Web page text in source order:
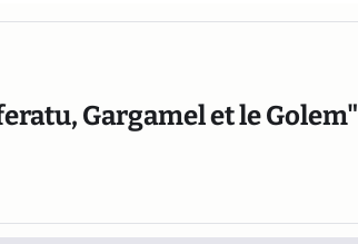
Gargamel et le Golem"